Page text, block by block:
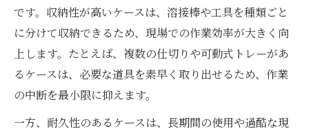
です。収納性が高いケースは、溶接棒や工具を種類ごと
に分けて収納できるため、現場での作業効率が大きく向
上します。たとえば、複数の仕切りや可動式トレーがあ
るケースは、必要な道具を素早く取り出せるため、作業
の中断を最小限に抑えます。
一方、耐久性のあるケースは、長期間の使用や過酷な現